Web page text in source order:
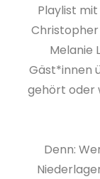
Playlist
Christopher
Melanie
Gäst*innen
gehört oder
Denn: